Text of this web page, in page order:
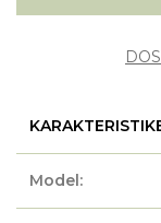
Model: